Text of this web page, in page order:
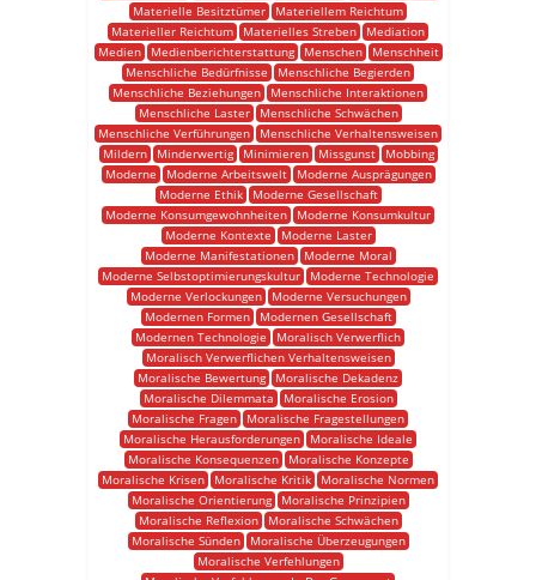
Materielle Besitztümer
Materiellem Reichtum
Materieller Reichtum
Materielles Streben
Mediation
Medien
Medienberichterstattung Menschen
Menschheit
Menschliche Bedürfnisse
Menschliche Begierden
Menschliche Beziehungen
Menschliche Interaktionen
Menschliche Laster
Menschliche Schwächen
Menschliche Verführungen
Menschliche Verhaltensweisen
Mildern
Minderwertig Minimieren Missgunst
Mobbing
Moderne
Moderne Arbeitswelt
Moderne Ausprägungen
Moderne Ethik
Moderne Gesellschaft
Moderne Konsumgewohnheiten
Moderne Konsumkultur
Moderne Kontexte
Moderne Laster
Moderne Manifestationen
Moderne Moral
Moderne Selbstoptimierungskultur
Moderne Technologie
Moderne Verlockungen
Moderne Versuchungen
Modernen Formen
Modernen Gesellschaft
Modernen Technologie
Moralisch Verwerflich
Moralisch Verwerflichen Verhaltensweisen
Moralische Bewertung
Moralische Dekadenz
Moralische Dilemmata
Moralische Erosion
Moralische Fragen
Moralische Fragestellungen
Moralische Herausforderungen
Moralische Ideale
Moralische Konsequenzen
Moralische Konzepte
Moralische Krisen
Moralische Kritik
Moralische Normen
Moralische Orientierung
Moralische Prinzipien
Moralische Reflexion
Moralische Schwächen
Moralische Sünden
Moralische Überzeugungen
Moralische Verfehlungen